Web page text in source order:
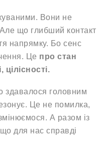
Вони не
що глибший контакт
напрямку. Бо сенс
Це про стан
здавалося головним
Це не помилка,
А разом із
для нас справді